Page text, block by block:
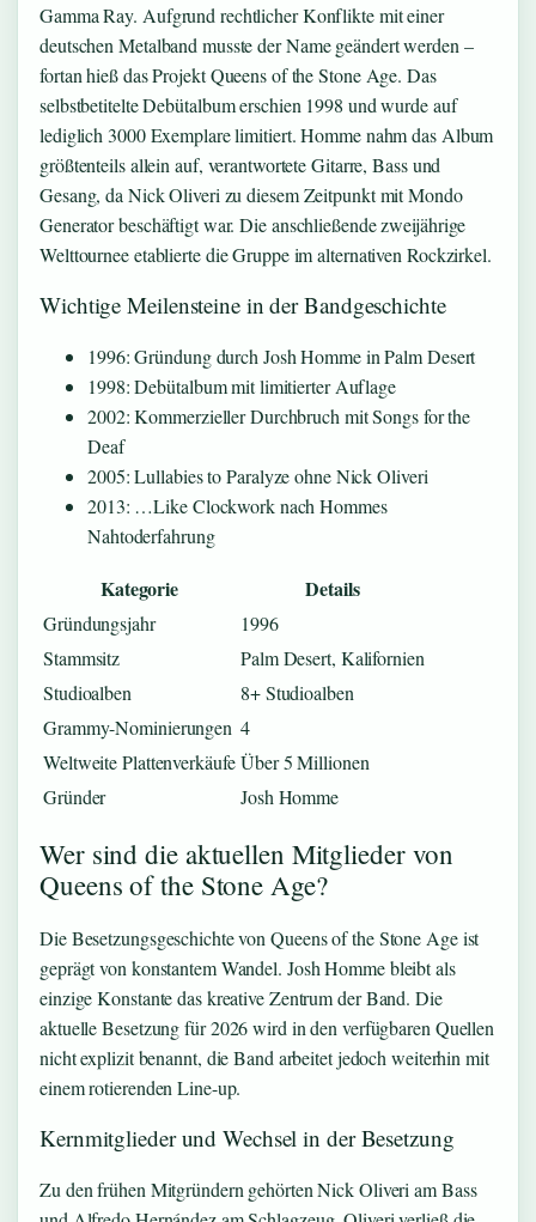
Gamma Ray. Aufgrund rechtlicher Konflikte mit einer
deutschen Metalband musste der Name geändert werden –
fortan hieß das Projekt Queens of the Stone Age. Das
selbstbetitelte Debütalbum erschien 1998 und wurde auf
lediglich 3000 Exemplare limitiert. Homme nahm das Album
größtenteils allein auf, verantwortete Gitarre, Bass und
Gesang, da Nick Oliveri zu diesem Zeitpunkt mit Mondo
Generator beschäftigt war. Die anschließende zweijährige
Welttournee etablierte die Gruppe im alternativen Rockzirkel.
Wichtige Meilensteine in der Bandgeschichte
1996: Gründung durch Josh Homme in Palm Desert
1998: Debütalbum mit limitierter Auflage
2002: Kommerzieller Durchbruch mit Songs for the
Deaf
2005: Lullabies to Paralyze ohne Nick Oliveri
2013: …Like Clockwork nach Hommes
Nahtoderfahrung
Kategorie Details
Gründungsjahr
1996
Stammsitz
Palm Desert, Kalifornien
Studioalben
8+ Studioalben
Grammy-Nominierungen 4
Weltweite Plattenverkäufe Über 5 Millionen
Gründer
Josh Homme
Wer sind die aktuellen Mitglieder von
Queens of the Stone Age?
Die Besetzungsgeschichte von Queens of the Stone Age ist
geprägt von konstantem Wandel. Josh Homme bleibt als
einzige Konstante das kreative Zentrum der Band. Die
aktuelle Besetzung für 2026 wird in den verfügbaren Quellen
nicht explizit benannt, die Band arbeitet jedoch weiterhin mit
einem rotierenden Line-up.
Kernmitglieder und Wechsel in der Besetzung
Zu den frühen Mitgründern gehörten Nick Oliveri am Bass